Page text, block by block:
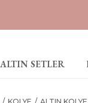
ALTIN SETLER